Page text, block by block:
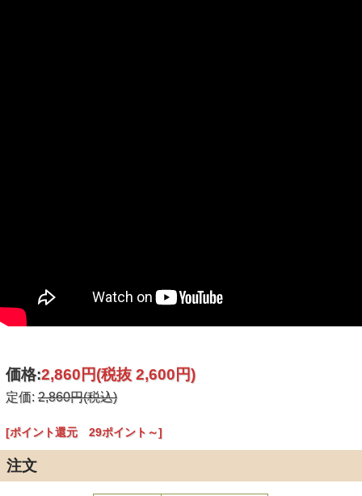
価格:2,860円(税抜 2,600円)
定価:2,860円(税込)
[ポイント還元 29ポイント～]
注文